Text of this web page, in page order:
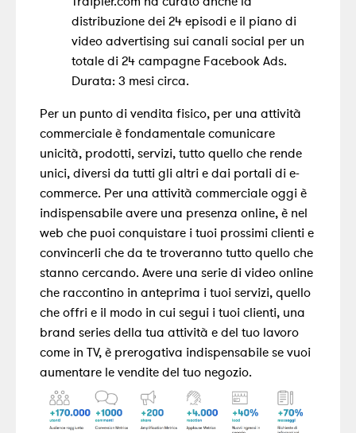
distribuzione dei 24 episodi e il piano di
video advertising sui canali social per un
totale di 24 campagne Facebook Ads.
Durata: 3 mesi circa.
Per un punto di vendita fisico, per una attività
commerciale è fondamentale comunicare
unicità, prodotti, servizi, tutto quello che rende
unici, diversi da tutti gli altri e dai portali di e-
commerce. Per una attività commerciale oggi è
indispensabile avere una presenza online, è nel
web che puoi conquistare i tuoi prossimi clienti e
convincerli che da te troveranno tutto quello che
stanno cercando. Avere una serie di video online
che raccontino in anteprima i tuoi servizi, quello
che offri e il modo in cui segui i tuoi clienti, una
brand series della tua attività e del tuo lavoro
come in TV, è prerogativa indispensabile se vuoi
aumentare le vendite del tuo negozio.